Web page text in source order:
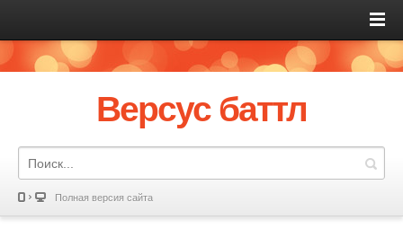
Версус баттл
Полная версия сайта